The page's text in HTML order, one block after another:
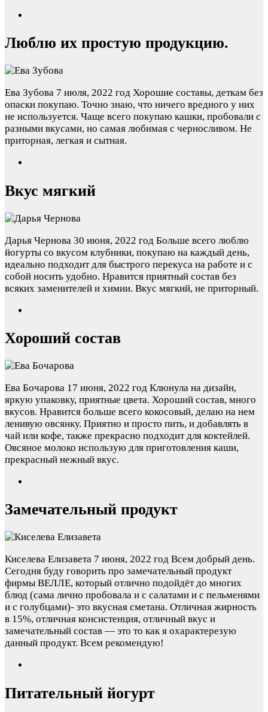
Люблю их простую продукцию.
Ева Зубова 7 июля, 2022 год Хорошие составы, деткам без
опаски покупаю. Точно знаю, что ничего вредного у них
не используется. Чаще всего покупаю кашки, пробовали с
разными вкусами, но самая любимая с черносливом. Не
приторная, легкая и сытная.
Вкус мягкий
Дарья Чернова 30 июня, 2022 год Больше всего люблю
йогурты со вкусом клубники, покупаю на каждый день,
идеально подходит для быстрого перекуса на работе и с
собой носить удобно. Нравится приятный состав без
всяких заменителей и химии. Вкус мягкий, не приторный.
Хороший состав
Ева Бочарова 17 июня, 2022 год Клюнула на дизайн,
яркую упаковку, приятные цвета. Хороший состав, много
вкусов. Нравится больше всего кокосовый, делаю на нем
ленивую овсянку. Приятно и просто пить, и добавлять в
чай или кофе, также прекрасно подходит для коктейлей.
Овсяное молоко использую для приготовления каши,
прекрасный нежный вкус.
Замечательный продукт
Киселева Елизавета 7 июня, 2022 год Всем добрый день.
Сегодня буду говорить про замечательный продукт
фирмы ВЕЛЛЕ, который отлично подойдёт до многих
блюд (сама лично пробовала и с салатами и с пельменями
и с голубцами)- это вкусная сметана. Отличная жирность
в 15%, отличная консистенция, отличный вкус и
замечательный состав — это то как я охарактерезую
данный продукт. Всем рекомендую!
Питательный йогурт